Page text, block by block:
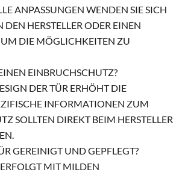
ANPASSUNGEN WENDEN SIE SICH
DEN HERSTELLER ODER EINEN
DIE MÖGLICHKEITEN ZU
EINBRUCHSCHUTZ?
DER TÜR ERHÖHT DIE
INFORMATIONEN ZUM
SOLLTEN DIREKT BEIM HERSTELLER
GEREINIGT UND GEPFLEGT?
MIT MILDEN